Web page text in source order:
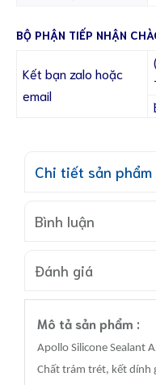
BỘ PHẬN TIẾP NHẬN
Kết bạn zalo hoặc
email
Chi tiết sản phẩm
Bình luận
Đánh giá
Mô tả sản phẩm :
Apollo Silicone Sealant
Chất trám trét, kết dính